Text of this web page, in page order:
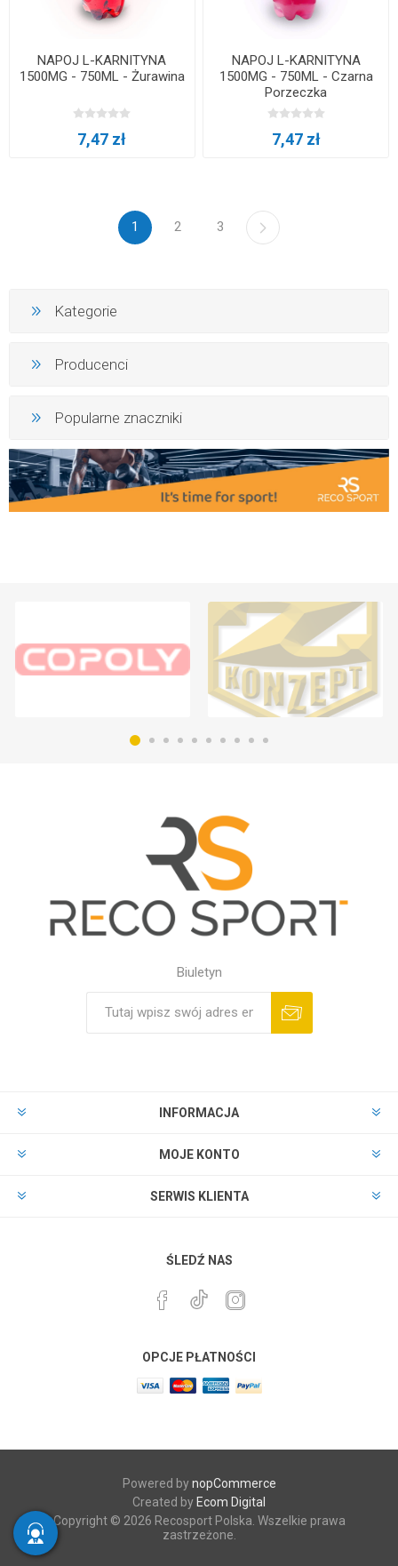
NAPOJ L-KARNITYNA
1500MG - 750ML - Żurawina
7,47 zł
NAPOJ L-KARNITYNA
1500MG - 750ML - Czarna
Porzeczka
7,47 zł
1 2 3
Kategorie
Producenci
Popularne znaczniki
Biuletyn
INFORMACJA
MOJE KONTO
SERWIS KLIENTA
ŚLEDŹ NAS
OPCJE PŁATNOŚCI
Powered bynopCommerce
Created by Ecom Digital
Copyright © 2026 Recosport Polska. Wszelkie prawa
zastrzeżone.